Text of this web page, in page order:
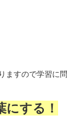
すので学習に問
する！